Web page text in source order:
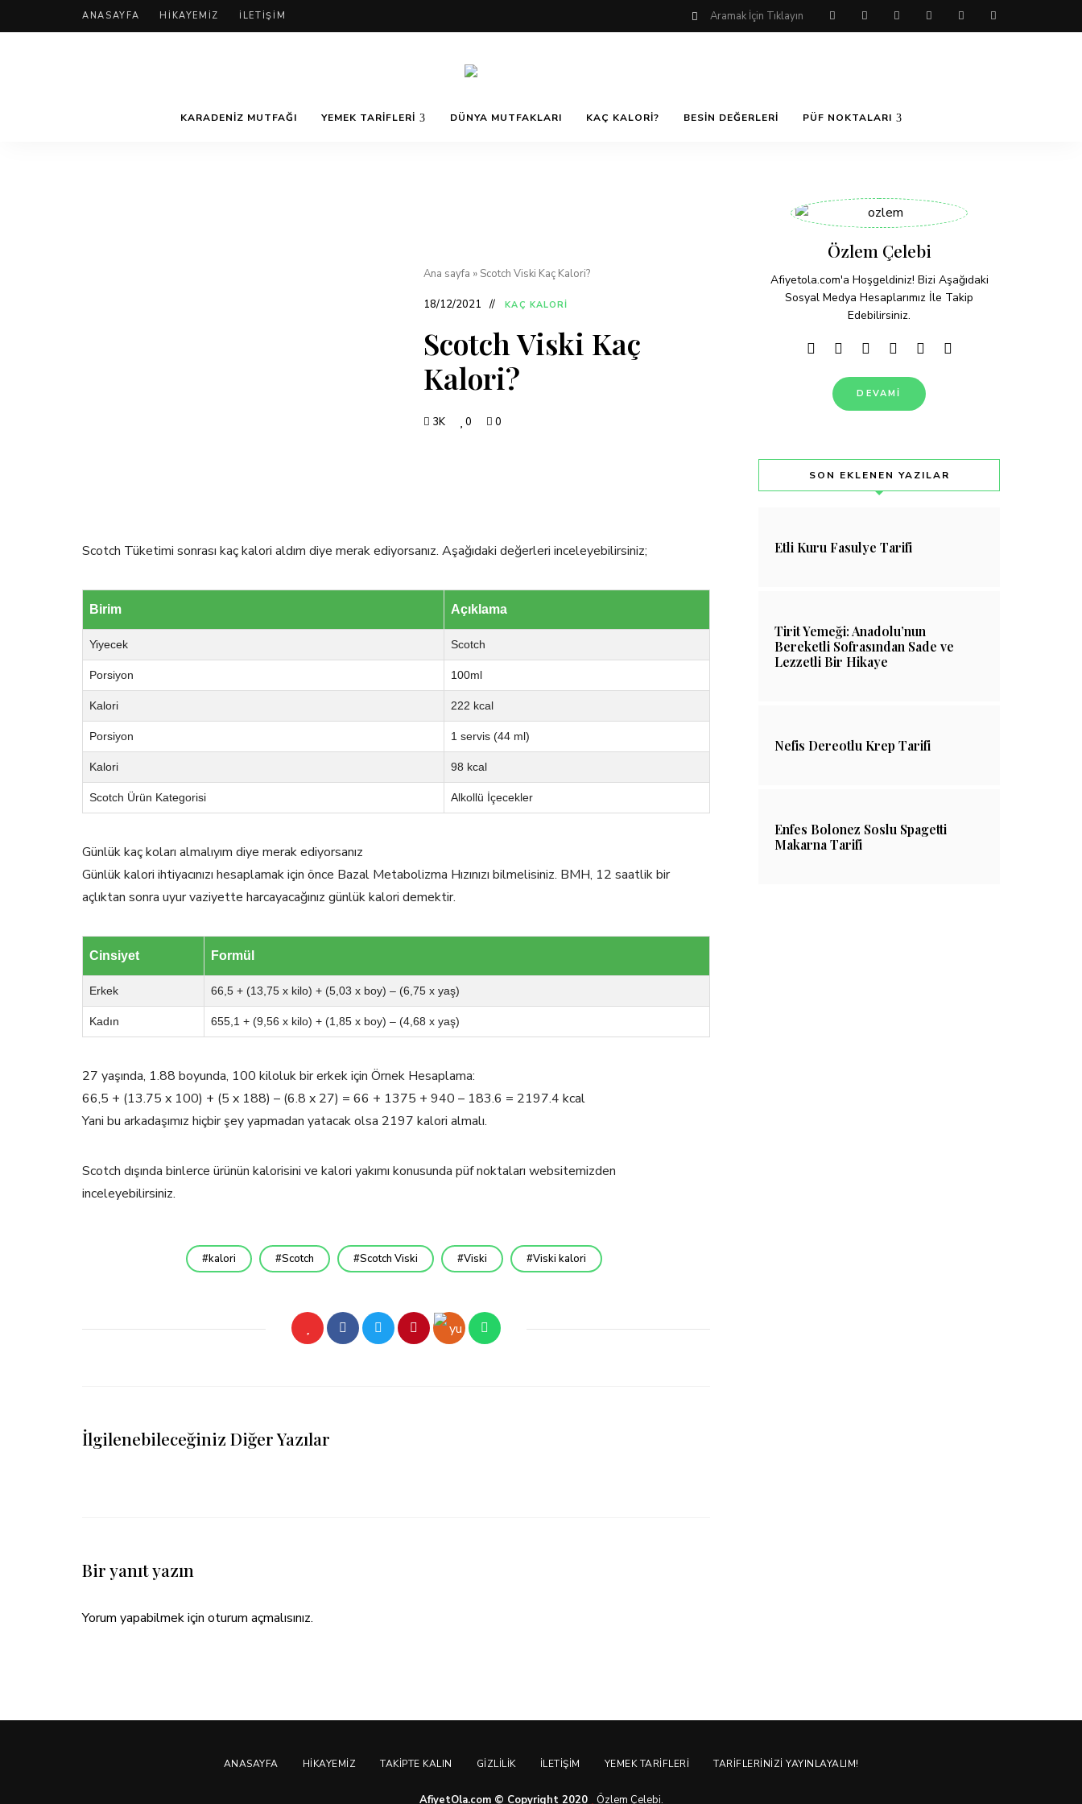
ANASAYFA HIKAYEMIZ İLETIŞIM
AfiyetOla
Yemek
Tarifleri
ve
Lezzetli,
ve
kurabiyeler
KARADENIZ MUTFAĞI YEMEK TARIFLERI DÜNYA MUTFAKLARI KAÇ KALORI? BESIN DEĞERLERI PÜF NOKTALARI
Ana sayfa » Scotch Viski Kaç Kalori?
18/12/2021 KAÇ KALORI
Scotch Viski Kaç
Kalori?
3K 0 0
Scotch Tüketimi sonrası kaç kalori aldım diye merak ediyorsanız. Aşağıdaki değerleri inceleyebilirsiniz;
Birim Açıklama
Yiyecek Scotch
Porsiyon 100ml
Kalori 222 kcal
Porsiyon 1 servis (44 ml)
Kalori 98 kcal
Scotch Ürün Kategorisi Alkollü İçecekler
Günlük kaç koları almalıyım diye merak ediyorsanız
Günlük kalori ihtiyacınızı hesaplamak için önce Bazal Metabolizma Hızınızı bilmelisiniz. BMH, 12 saatlik bir
açlıktan sonra uyur vaziyette harcayacağınız günlük kalori demektir.
Cinsiyet Formül
Erkek 66,5 + (13,75 x kilo) + (5,03 x boy) – (6,75 x yaş)
Kadın 655,1 + (9,56 x kilo) + (1,85 x boy) – (4,68 x yaş)
27 yaşında, 1.88 boyunda, 100 kiloluk bir erkek için Örnek Hesaplama:
66,5 + (13.75 x 100) + (5 x 188) – (6.8 x 27) = 66 + 1375 + 940 – 183.6 = 2197.4 kcal
Yani bu arkadaşımız hiçbir şey yapmadan yatacak olsa 2197 kalori almalı.
Scotch dışında binlerce ürünün kalorisini ve kalori yakımı konusunda püf noktaları websitemizden
inceleyebilirsiniz.
kalori Scotch Scotch Viski Viski Viski kalori
İlgilenebileceğiniz Diğer Yazılar
Bir yanıt yazın
Yorum yapabilmek için oturum açmalısınız.
Özlem Çelebi
Afiyetola.com'a Hoşgeldiniz! Bizi Aşağıdaki
Sosyal Medya Hesaplarımız İle Takip
Edebilirsiniz.
DEVAMI
SON EKLENEN YAZILAR
Etli Kuru Fasulye Tarifi
Tirit Yemeği: Anadolu’nun
Bereketli Sofrasından Sade ve
Lezzetli Bir Hikaye
Nefis Dereotlu Krep Tarifi
Enfes Bolonez Soslu Spagetti
Makarna Tarifi
ANASAYFA HIKAYEMIZ TAKIPTE KALIN GIZLILIK İLETIŞIM YEMEK TARIFLERI TARIFLERINIZI YAYINLAYALIM!
AfiyetOla.com © Copyright 2020 Özlem Çelebi.